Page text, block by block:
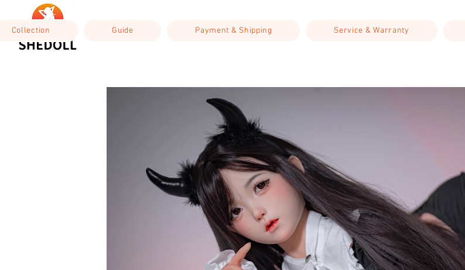
Collection Guide Payment & Shipping Service & Warranty